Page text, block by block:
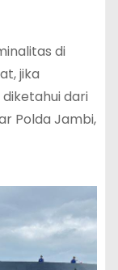
di
jika
diketahui dari
Polda Jambi,